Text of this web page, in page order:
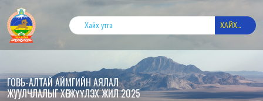
ГОВЬ-АЛТАЙ АЙМГИЙН АЯЛАЛ
ЖУУЛЧЛАЛЫГ ХӨГЖҮҮЛЭХ ЖИЛ 2025
ХАЙХ...